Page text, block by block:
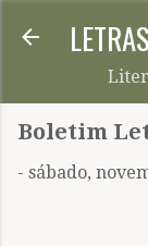
Boletim
- sábado,